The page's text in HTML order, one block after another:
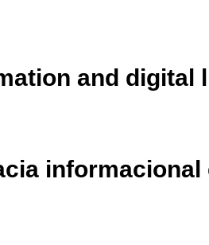
and digital